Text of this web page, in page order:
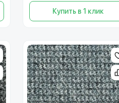
Купить в 1 клик